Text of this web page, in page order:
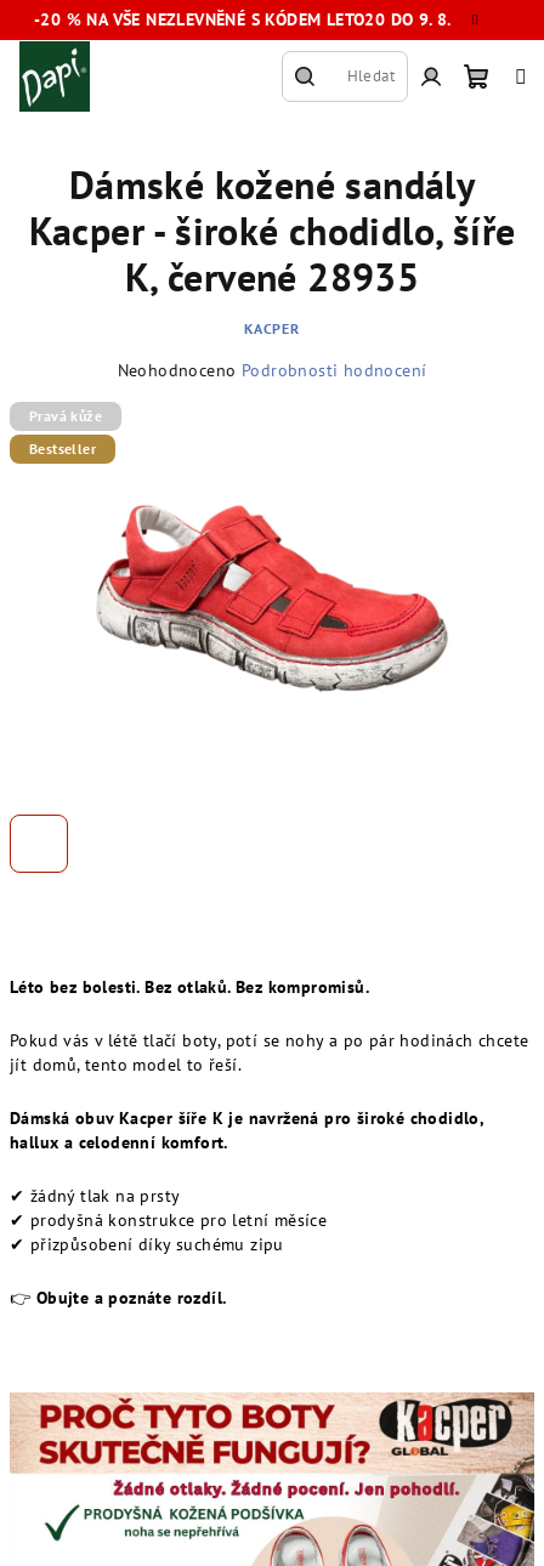
Přejít
na
-20 % NA VŠE NEZLEVNĚNÉ S KÓDEM LETO20 DO 9. 8.
Hledat
košík
Léto bez bolesti. Bez otlaků. Bez kompromisů.
Pokud vás v létě tlačí boty, potí se nohy a po pár hodinách chcete
jít domů, tento model to řeší.
Dámská obuv Kacper šíře K je navržená pro široké chodidlo,
hallux a celodenní komfort.
✔ žádný tlak na prsty
✔ prodyšná konstrukce pro letní měsíce
✔ přizpůsobení díky suchému zipu
👉 Obujte a poznáte rozdíl.
Dámské kožené sandály
Kacper - široké chodidlo, šíře
K, červené 28935
KACPER
produktu
je
0,0
Neohodnoceno Podrobnosti hodnocení
Pravá kůže
Bestseller